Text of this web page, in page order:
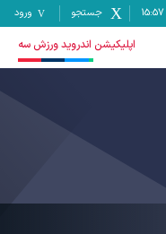
15:57 جستجو ورود
اپلیکیشن اندروید ورزش سه